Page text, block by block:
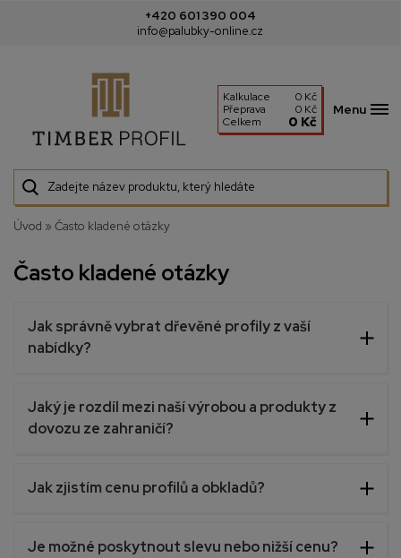
+420 601 390 004
info@palubky-online.cz
Kalkulace
0 Kč
Přeprava
0 Kč
Celkem
0 Kč
Menu
Úvod » Často kladené otázky
Často kladené otázky
Jak správně vybrat dřevěné profily z vaší
nabídky?
Jaký je rozdíl mezi naší výrobou a produkty z
dovozu ze zahraničí?
Jak zjistím cenu profilů a obkladů?
Je možné poskytnout slevu nebo nižší cenu?